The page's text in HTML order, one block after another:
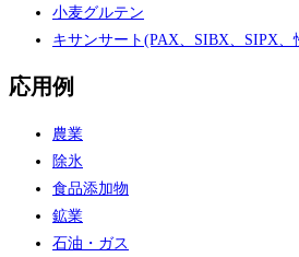
小麦グルテン
キサンサート(PAX、SIBX、SIPX、
応用例
農業
除氷
食品添加物
鉱業
石油・ガス